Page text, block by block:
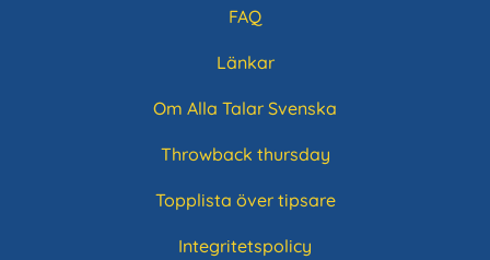
FAQ
Länkar
Om Alla Talar Svenska
Throwback thursday
Topplista över tipsare
Integritetspolicy